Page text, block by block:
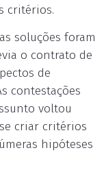
critérios.
soluções foram
o contrato de
de
contestações
voltou
criar critérios
hipóteses